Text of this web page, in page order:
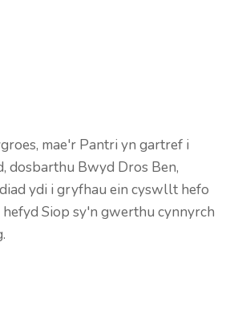
mae'r Pantri yn gartref i
dosbarthu Bwyd Dros Ben,
ydi i gryfhau ein cyswllt hefo
Siop sy'n gwerthu cynnyrch